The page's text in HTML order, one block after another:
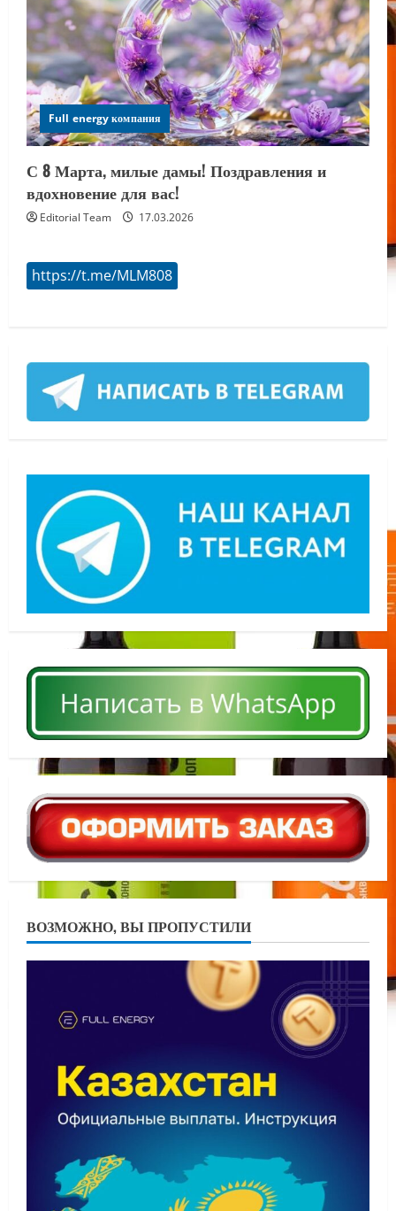
Full energy компания
С 8 Марта, милые дамы! Поздравления и
вдохновение для вас!
Editorial Team 17.03.2026
https://t.me/MLM808
ВОЗМОЖНО, ВЫ ПРОПУСТИЛИ